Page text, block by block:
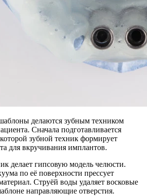
делаются зубным техником
Сначала подготавливается
зубной техник формирует
для вкручивания имплантов.
делает гипсовую модель челюсти.
по её поверхности прессует
Струёй воды удаляет восковые
направляющие отверстия.